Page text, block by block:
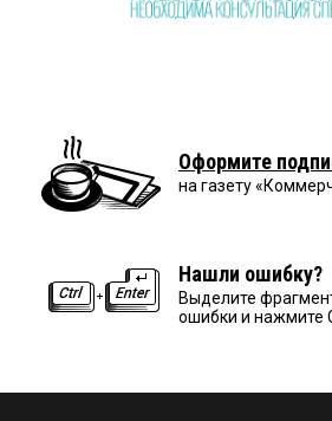
Оформите
на газету
Нашли ошибку?
Выделите
ошибки и нажмите